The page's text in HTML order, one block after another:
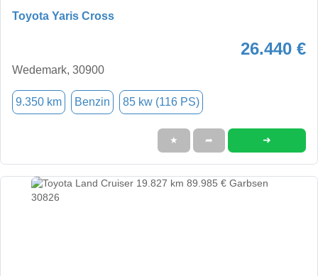
Toyota Yaris Cross
26.440 €
Wedemark, 30900
9.350 km Benzin 85 kw (116 PS)
★ ➦ ➜